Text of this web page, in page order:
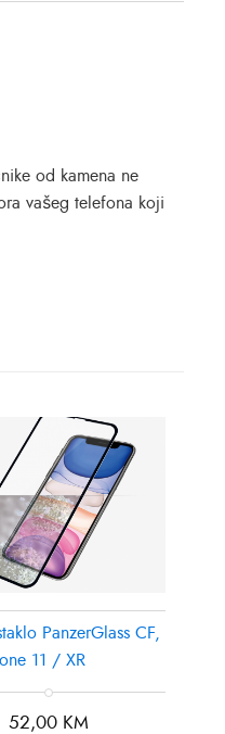
od kamena ne
vašeg telefona koji
PanzerGlass CF,
11 / XR
52,00 KM